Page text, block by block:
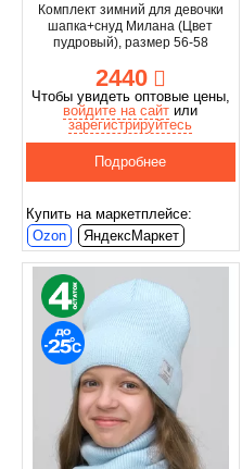
Комплект зимний для девочки
шапка+снуд Милана (Цвет
пудровый), размер 56-58
2440
Чтобы увидеть оптовые цены,
войдите на сайт или
зарегистрируйтесь
Подробнее
Купить на маркетплейсе:
Ozon
ЯндексМаркет